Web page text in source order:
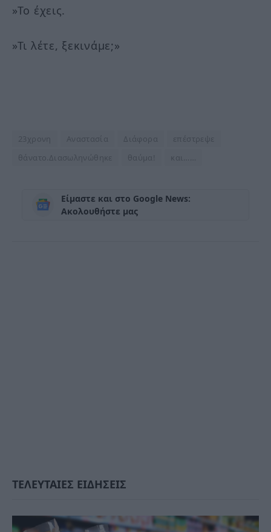
»Το έχεις.
»Τι λέτε, ξεκινάμε;»
23χρονη Αναστασία Διάφορα
επέστρεψε
θάνατο.Διασωληνώθηκε
θαύμα!
Είμαστε και στο Google News:
Ακολουθήστε μας
ΤΕΛΕΥΤΑΙΕΣ ΕΙΔΗΣΕΙΣ